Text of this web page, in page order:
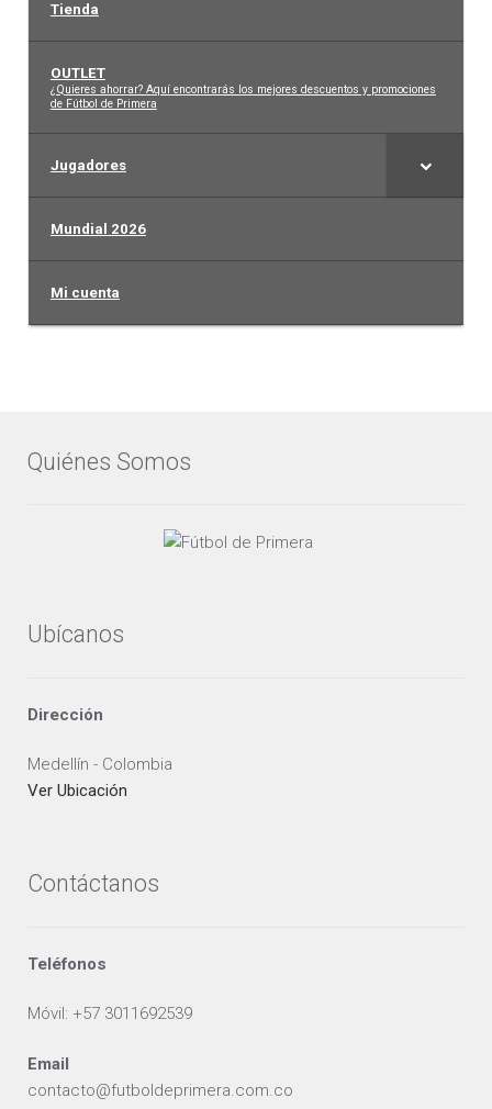
Tienda
OUTLET
–
¿Quieres ahorrar? Aquí encontrarás los mejores descuentos y promociones
de Fútbol de Primera
Jugadores
Mundial 2026
Mi cuenta
Quiénes Somos
Ubícanos
Dirección
Medellín - Colombia
Ver Ubicación
Contáctanos
Teléfonos
Móvil: +57 3011692539
Email
contacto@futboldeprimera.com.co